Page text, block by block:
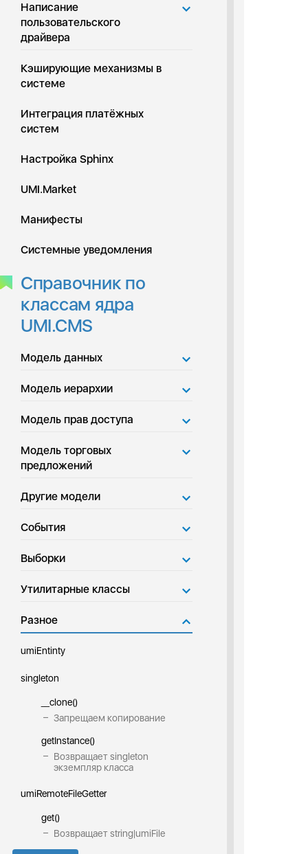
Написание
пользовательского
драйвера
Кэширующие механизмы в
системе
Интеграция платёжных
систем
Настройка Sphinx
UMI.Market
Манифесты
Системные уведомления
Справочник по
классам ядра
UMI.CMS
Модель данных
Модель иерархии
Модель прав доступа
Модель торговых
предложений
Другие модели
События
Выборки
Утилитарные классы
Разное
umiEntinty
singleton
__clone()
Запрещаем копирование
getInstance()
Возвращает singleton
экземпляр класса
umiRemoteFileGetter
get()
Возвращает string|umiFile